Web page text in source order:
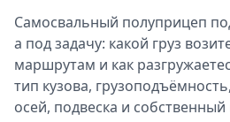
Афиша
Книги
Выставки
Пресс-
релизы
Самосвальный полуприцеп
а под задачу: какой груз
маршрутам и как
тип кузова,
осей, подвеска и собственный